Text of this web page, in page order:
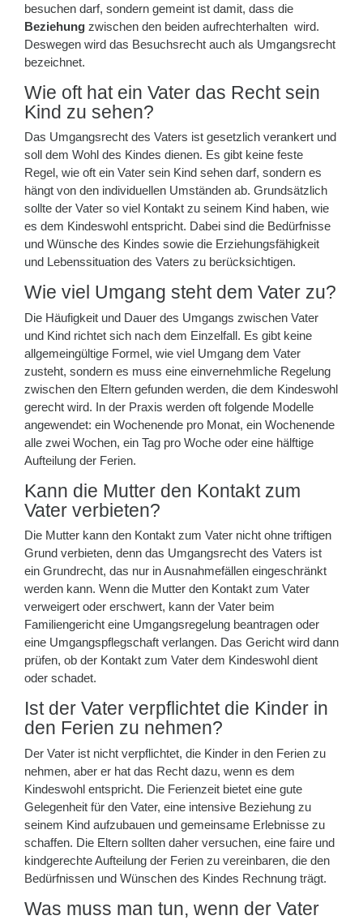
besuchen darf, sondern gemeint ist damit, dass die
Beziehung zwischen den beiden aufrechterhalten wird.
Deswegen wird das Besuchsrecht auch als Umgangsrecht
bezeichnet.
Wie oft hat ein Vater das Recht sein
Kind zu sehen?
Das Umgangsrecht des Vaters ist gesetzlich verankert und
soll dem Wohl des Kindes dienen. Es gibt keine feste
Regel, wie oft ein Vater sein Kind sehen darf, sondern es
hängt von den individuellen Umständen ab. Grundsätzlich
sollte der Vater so viel Kontakt zu seinem Kind haben, wie
es dem Kindeswohl entspricht. Dabei sind die Bedürfnisse
und Wünsche des Kindes sowie die Erziehungsfähigkeit
und Lebenssituation des Vaters zu berücksichtigen.
Wie viel Umgang steht dem Vater zu?
Die Häufigkeit und Dauer des Umgangs zwischen Vater
und Kind richtet sich nach dem Einzelfall. Es gibt keine
allgemeingültige Formel, wie viel Umgang dem Vater
zusteht, sondern es muss eine einvernehmliche Regelung
zwischen den Eltern gefunden werden, die dem Kindeswohl
gerecht wird. In der Praxis werden oft folgende Modelle
angewendet: ein Wochenende pro Monat, ein Wochenende
alle zwei Wochen, ein Tag pro Woche oder eine hälftige
Aufteilung der Ferien.
Kann die Mutter den Kontakt zum
Vater verbieten?
Die Mutter kann den Kontakt zum Vater nicht ohne triftigen
Grund verbieten, denn das Umgangsrecht des Vaters ist
ein Grundrecht, das nur in Ausnahmefällen eingeschränkt
werden kann. Wenn die Mutter den Kontakt zum Vater
verweigert oder erschwert, kann der Vater beim
Familiengericht eine Umgangsregelung beantragen oder
eine Umgangspflegschaft verlangen. Das Gericht wird dann
prüfen, ob der Kontakt zum Vater dem Kindeswohl dient
oder schadet.
Ist der Vater verpflichtet die Kinder in
den Ferien zu nehmen?
Der Vater ist nicht verpflichtet, die Kinder in den Ferien zu
nehmen, aber er hat das Recht dazu, wenn es dem
Kindeswohl entspricht. Die Ferienzeit bietet eine gute
Gelegenheit für den Vater, eine intensive Beziehung zu
seinem Kind aufzubauen und gemeinsame Erlebnisse zu
schaffen. Die Eltern sollten daher versuchen, eine faire und
kindgerechte Aufteilung der Ferien zu vereinbaren, die den
Bedürfnissen und Wünschen des Kindes Rechnung trägt.
Was muss man tun, wenn der Vater